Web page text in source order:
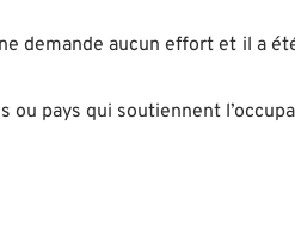
demande aucun effort et il a
pays qui soutiennent